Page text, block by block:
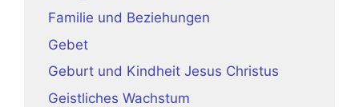
Familie und Beziehungen
Gebet
Geburt und Kindheit Jesus Christus
Geistliches Wachstum